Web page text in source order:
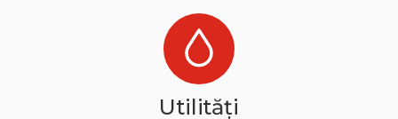
Utilități